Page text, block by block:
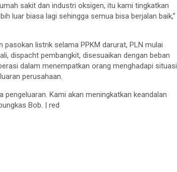
sakit dan industri oksigen, itu kami tingkatkan
luar biasa lagi sehingga semua bisa berjalan baik,”
pasokan listrik selama PPKM darurat, PLN mulai
dispacht pembangkit, disesuaikan dengan beban
dalam menempatkan orang menghadapi situasi
perusahaan.
Kami akan meningkatkan keandalan
Bob. | red